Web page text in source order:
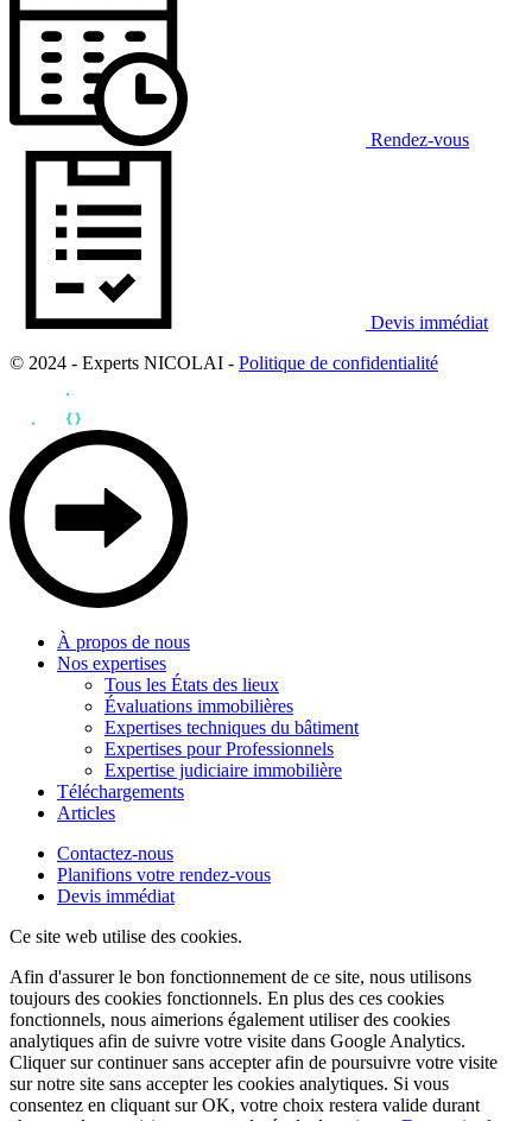
Rendez-vous
Devis immédiat
© 2024 - Experts NICOLAI - Politique de confidentialité
À propos de nous
Nos expertises
Tous les États des lieux
Évaluations immobilières
Expertises techniques du bâtiment
Expertises pour Professionnels
Expertise judiciaire immobilière
Téléchargements
Articles
Contactez-nous
Planifions votre rendez-vous
Devis immédiat
Ce site web utilise des cookies.
Afin d'assurer le bon fonctionnement de ce site, nous utilisons
toujours des cookies fonctionnels. En plus des ces cookies
fonctionnels, nous aimerions également utiliser des cookies
analytiques afin de suivre votre visite dans Google Analytics.
Cliquer surcontinuer sans accepterafin de poursuivre votre visite
sur notre site sans accepter les cookies analytiques. Si vous
consentez en cliquant sur OK, votre choix restera valide durant